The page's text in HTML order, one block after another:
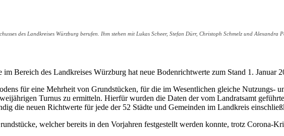
des Landkreises Würzburg berufen. Ihm stehen mit Lukas Scheer, Stefan Dürr, Christoph Schmelz und
Bereich des Landkreises Würzburg hat neue Bodenrichtwerte zum Stand 1. Januar
für eine Mehrheit von Grundstücken, für die im Wesentlichen gleiche Nutzungs-
Turnus zu ermitteln. Hierfür wurden die Daten der vom Landratsamt
die neuen Richtwerte für jede der 52 Städte und Gemeinden im Landkreis
welcher bereits in den Vorjahren festgestellt werden konnte, trotz Corona-